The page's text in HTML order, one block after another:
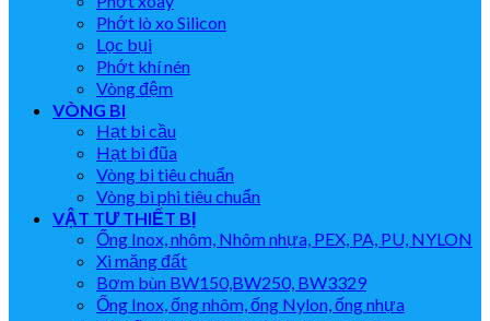
Phớt lò xo Silicon
Lọc bụi
Phớt khí nén
Vòng đệm
VÒNG BI
Hạt bi cầu
Hạt bi đũa
Vòng bi tiêu chuẩn
Vòng bi phi tiêu chuẩn
VẬT TƯ THIẾT BỊ
Ống Inox, nhôm, Nhôm nhựa, PEX, PA, PU, NYLON
Xi măng đất
Bơm bùn BW150,BW250, BW3329
Ống Inox, ống nhôm, ống Nylon, ống nhựa